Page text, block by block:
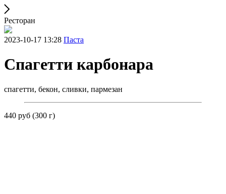
Ресторан
2023-10-17 13:28 Паста
Спагетти карбонара
спагетти, бекон, сливки, пармезан
440 руб (300 г)